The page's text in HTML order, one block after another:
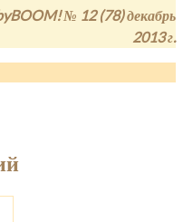
! № 12 (78) декабрь
2013 г.